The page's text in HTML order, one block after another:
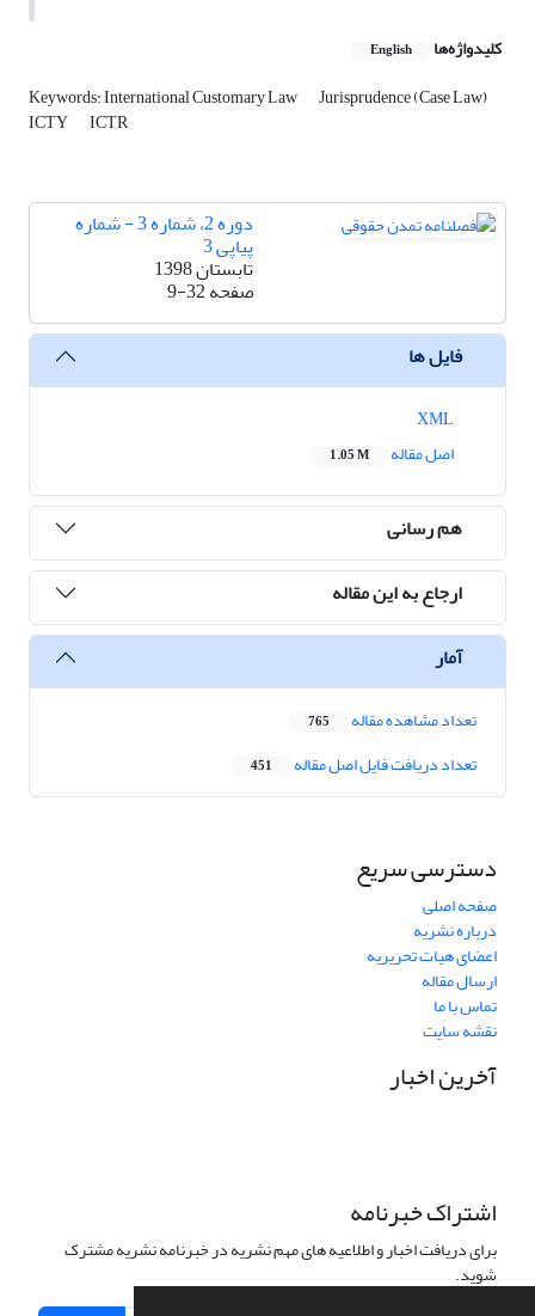
کلیدواژه‌ها English
Keywords: International Customary Law Jurisprudence (Case Law)
ICTY ICTR
دوره 2، شماره 3 - شماره
پیاپی 3
تابستان 1398
صفحه9-32
فایل ها
اصل مقاله
1.05 M
هم رسانی
ارجاع به این مقاله
آمار
تعداد مشاهده مقاله 765
تعداد دریافت فایل اصل مقاله 451
دسترسی سریع
صفحه اصلی
درباره نشریه
اعضای هیات تحریریه
ارسال مقاله
تماس با ما
نقشه سایت
آخرین اخبار
اشتراک خبرنامه
برای دریافت اخبار و اطلاعیه های مهم نشریه در خبرنامه نشریه مشترک
شوید.